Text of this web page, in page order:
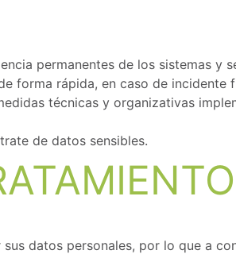
permanentes de los sistemas y
forma rápida, en caso de incidente
técnicas y organizativas
de datos sensibles.
datos personales, por lo que a